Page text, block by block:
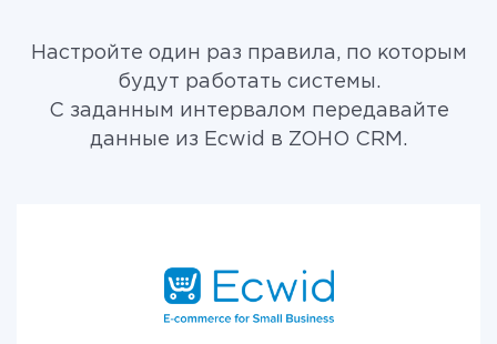
Настройте один раз правила, по которым
будут работать системы.
С заданным интервалом передавайте
данные из Ecwid в ZOHO CRM.